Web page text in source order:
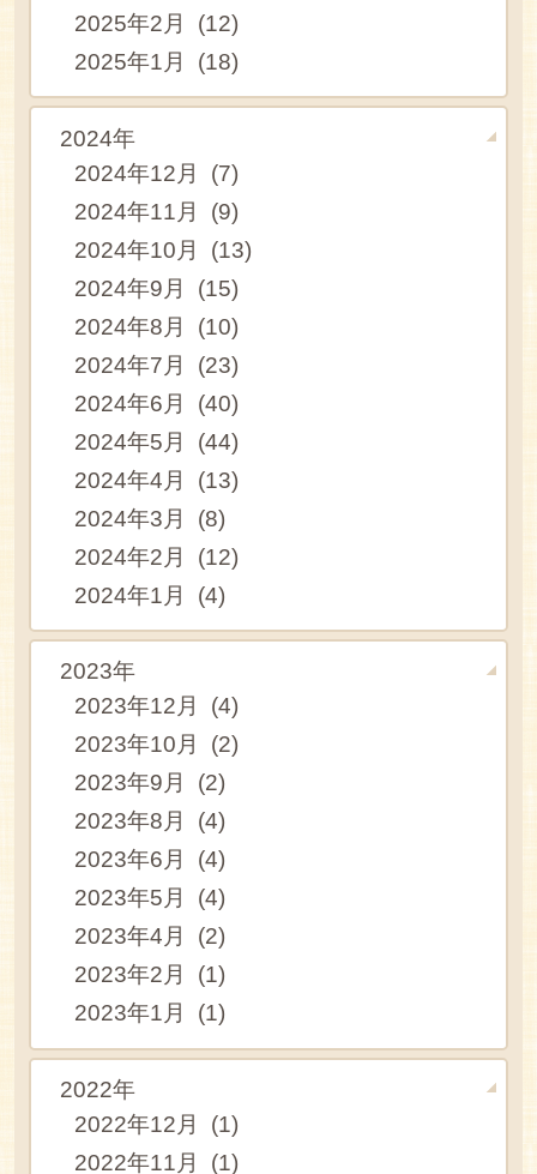
2025年2月 (12)
2025年1月 (18)
2024年
2024年12月 (7)
2024年11月 (9)
2024年10月 (13)
2024年9月 (15)
2024年8月 (10)
2024年7月 (23)
2024年6月 (40)
2024年5月 (44)
2024年4月 (13)
2024年3月 (8)
2024年2月 (12)
2024年1月 (4)
2023年
2023年12月 (4)
2023年10月 (2)
2023年9月 (2)
2023年8月 (4)
2023年6月 (4)
2023年5月 (4)
2023年4月 (2)
2023年2月 (1)
2023年1月 (1)
2022年
2022年12月 (1)
2022年11月 (1)